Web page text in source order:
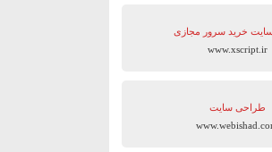
سایت‌ خرید سرور مجازی
www.xscript.ir
طراحی سایت